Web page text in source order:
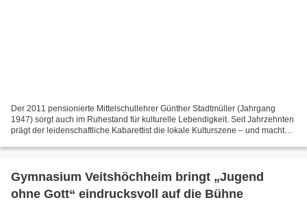
Der 2011 pensionierte Mittelschullehrer Günther Stadtmüller (Jahrgang
1947) sorgt auch im Ruhestand für kulturelle Lebendigkeit. Seit Jahrzehnten
prägt der leidenschaftliche Kabarettist die lokale Kulturszene – und macht
Gymnasium Veitshöchheim bringt „Jugend
ohne Gott“ eindrucksvoll auf die Bühne